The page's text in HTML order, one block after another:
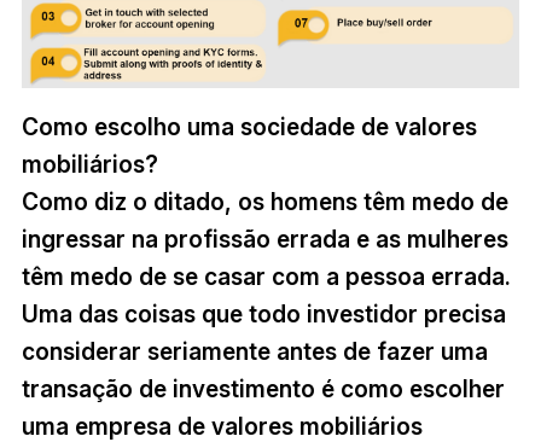
Como escolho uma sociedade de valores
mobiliários?
Como diz o ditado, os homens têm medo de
ingressar na profissão errada e as mulheres
têm medo de se casar com a pessoa errada.
Uma das coisas que todo investidor precisa
considerar seriamente antes de fazer uma
transação de investimento é como escolher
uma empresa de valores mobiliários